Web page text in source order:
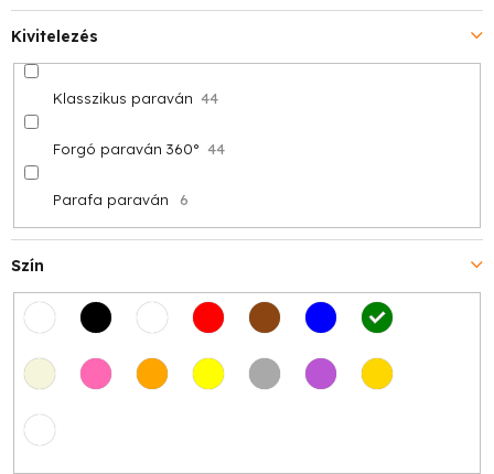
Kivitelezés
Klasszikus paraván 44
Forgó paraván 360° 44
Parafa paraván 6
Szín